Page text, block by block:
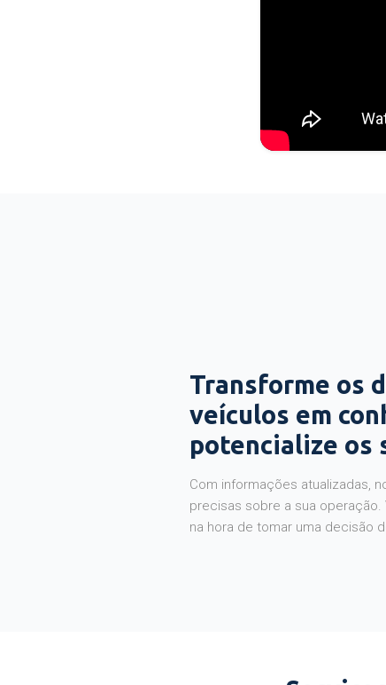
Transforme os
veículos em
potencialize os
Com informações atualizadas,
precisas sobre a sua
na hora de tomar uma decisão